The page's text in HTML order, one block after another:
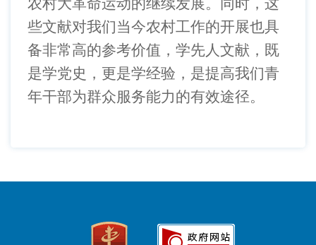
农村大革命运动的继续发展。同时，这
些文献对我们当今农村工作的开展也具
备非常高的参考价值，学先人文献，既
是学党史，更是学经验，是提高我们青
年干部为群众服务能力的有效途径。